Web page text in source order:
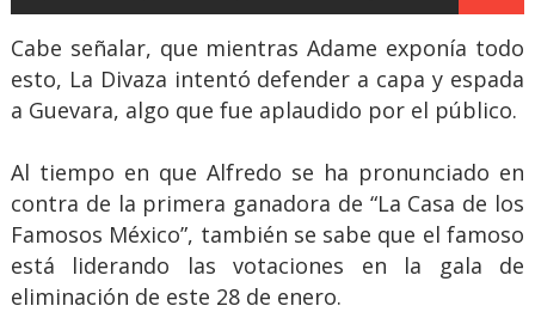
Cabe señalar, que mientras Adame exponía todo
esto, La Divaza intentó defender a capa y espada
a Guevara, algo que fue aplaudido por el público.
Al tiempo en que Alfredo se ha pronunciado en
contra de la primera ganadora de “La Casa de los
Famosos México”, también se sabe que el famoso
está liderando las votaciones en la gala de
eliminación de este 28 de enero.